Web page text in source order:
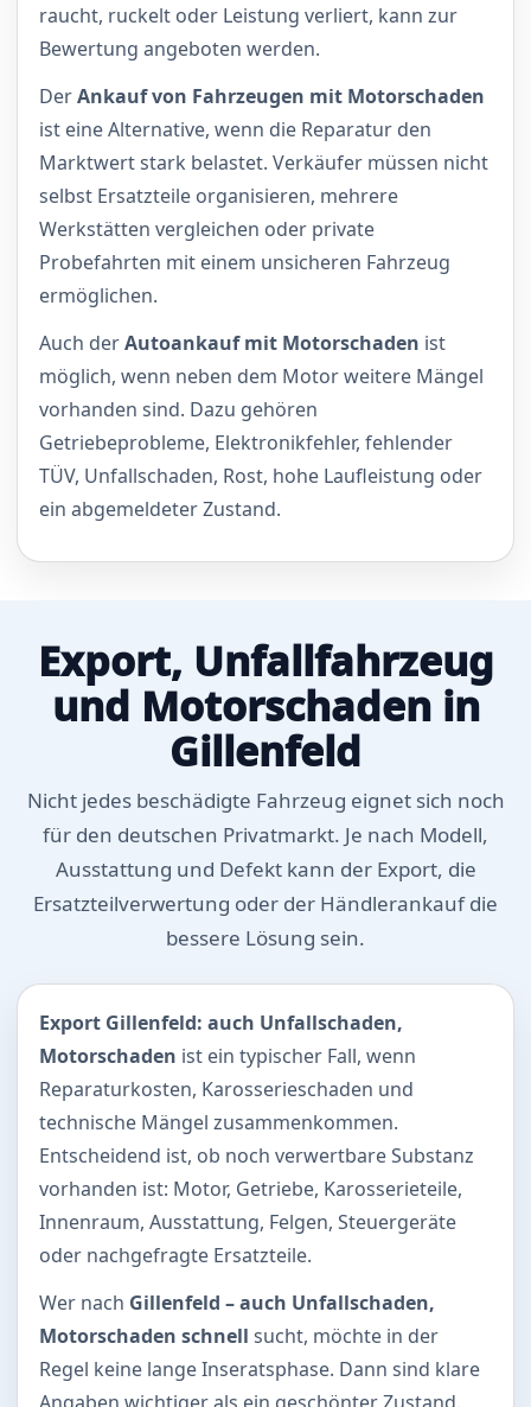
raucht, ruckelt oder Leistung verliert, kann zur
Bewertung angeboten werden.
DerAnkauf von Fahrzeugen mit Motorschaden
ist eine Alternative, wenn die Reparatur den
Marktwert stark belastet. Verkäufer müssen nicht
selbst Ersatzteile organisieren, mehrere
Werkstätten vergleichen oder private
Probefahrten mit einem unsicheren Fahrzeug
ermöglichen.
Auch derAutoankauf mit Motorschaden ist
möglich, wenn neben dem Motor weitere Mängel
vorhanden sind. Dazu gehören
Getriebeprobleme, Elektronikfehler, fehlender
TÜV, Unfallschaden, Rost, hohe Laufleistung oder
ein abgemeldeter Zustand.
Export, Unfallfahrzeug
und Motorschaden in
Gillenfeld
Nicht jedes beschädigte Fahrzeug eignet sich noch
für den deutschen Privatmarkt. Je nach Modell,
Ausstattung und Defekt kann der Export, die
Ersatzteilverwertung oder der Händlerankauf die
bessere Lösung sein.
Export Gillenfeld: auch Unfallschaden,
Motorschaden ist ein typischer Fall, wenn
Reparaturkosten, Karosserieschaden und
technische Mängel zusammenkommen.
Entscheidend ist, ob noch verwertbare Substanz
vorhanden ist: Motor, Getriebe, Karosserieteile,
Innenraum, Ausstattung, Felgen, Steuergeräte
oder nachgefragte Ersatzteile.
Wer nach Gillenfeld – auch Unfallschaden,
Motorschaden schnell sucht, möchte in der
Regel keine lange Inseratsphase. Dann sind klare